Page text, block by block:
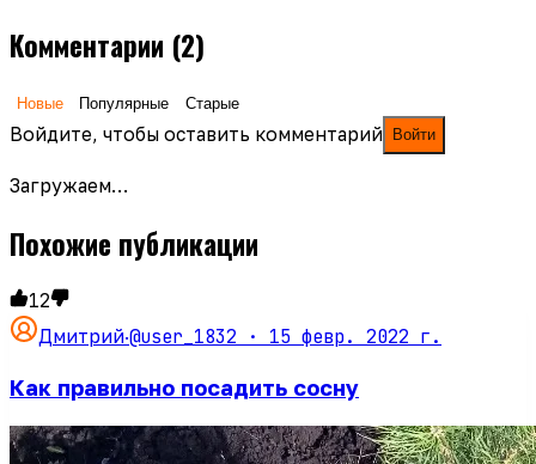
Комментарии (2)
Новые Популярные Старые
Войдите, чтобы оставить комментарий Войти
Загружаем…
Похожие публикации
12
Дмитрий·@user_1832 · 15 февр. 2022 г.
Как правильно посадить сосну